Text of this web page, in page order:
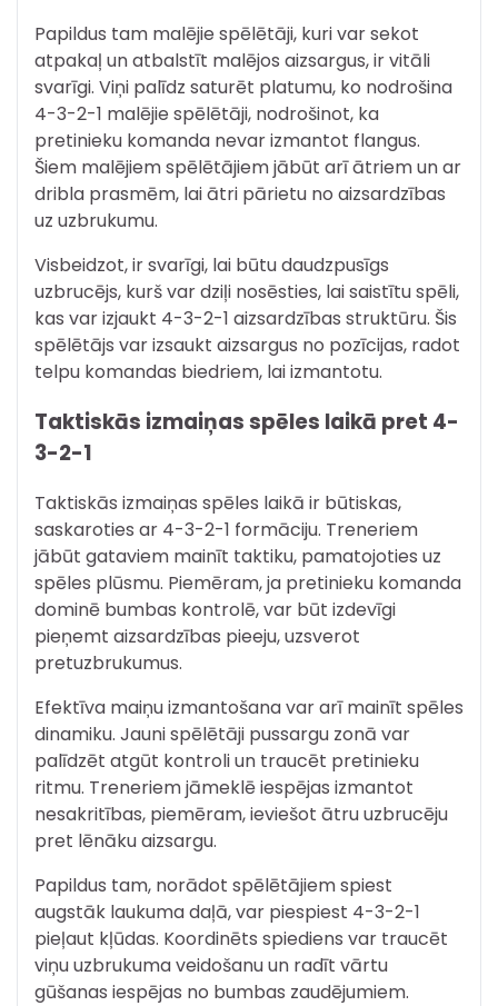
Papildus tam malējie spēlētāji, kuri var sekot
atpakaļ un atbalstīt malējos aizsargus, ir vitāli
svarīgi. Viņi palīdz saturēt platumu, ko nodrošina
4-3-2-1 malējie spēlētāji, nodrošinot, ka
pretinieku komanda nevar izmantot flangus.
Šiem malējiem spēlētājiem jābūt arī ātriem un ar
dribla prasmēm, lai ātri pārietu no aizsardzības
uz uzbrukumu.
Visbeidzot, ir svarīgi, lai būtu daudzpusīgs
uzbrucējs, kurš var dziļi nosēsties, lai saistītu spēli,
kas var izjaukt 4-3-2-1 aizsardzības struktūru. Šis
spēlētājs var izsaukt aizsargus no pozīcijas, radot
telpu komandas biedriem, lai izmantotu.
Taktiskās izmaiņas spēles laikā pret 4-
3-2-1
Taktiskās izmaiņas spēles laikā ir būtiskas,
saskaroties ar 4-3-2-1 formāciju. Treneriem
jābūt gataviem mainīt taktiku, pamatojoties uz
spēles plūsmu. Piemēram, ja pretinieku komanda
dominē bumbas kontrolē, var būt izdevīgi
pieņemt aizsardzības pieeju, uzsverot
pretuzbrukumus.
Efektīva maiņu izmantošana var arī mainīt spēles
dinamiku. Jauni spēlētāji pussargu zonā var
palīdzēt atgūt kontroli un traucēt pretinieku
ritmu. Treneriem jāmeklē iespējas izmantot
nesakritības, piemēram, ieviešot ātru uzbrucēju
pret lēnāku aizsargu.
Papildus tam, norādot spēlētājiem spiest
augstāk laukuma daļā, var piespiest 4-3-2-1
pieļaut kļūdas. Koordinēts spiediens var traucēt
viņu uzbrukuma veidošanu un radīt vārtu
gūšanas iespējas no bumbas zaudējumiem.